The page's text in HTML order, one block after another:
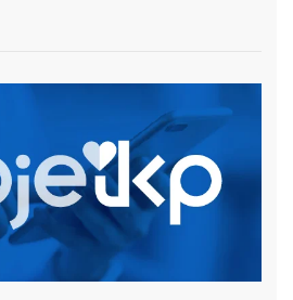
czytaj więcej